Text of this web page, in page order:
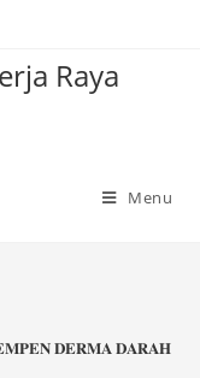
Raya
Menu
𝐃𝐄𝐑𝐌𝐀 𝐃𝐀𝐑𝐀𝐇